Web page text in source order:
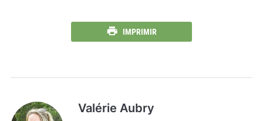
IMPRIMIR
Valérie Aubry